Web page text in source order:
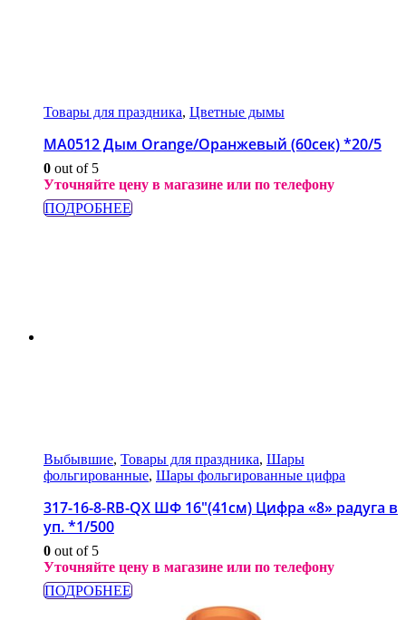
Товары для праздника, Цветные дымы
МА0512 Дым Orange/Оранжевый (60сек) *20/5
0 out of 5
Уточняйте цену в магазине или по телефону
ПОДРОБНЕЕ
Выбывшие, Товары для праздника, Шары
фольгированные, Шары фольгированные цифра
317-16-8-RB-QX ШФ 16″(41см) Цифра «8» радуга в
уп. *1/500
0 out of 5
Уточняйте цену в магазине или по телефону
ПОДРОБНЕЕ